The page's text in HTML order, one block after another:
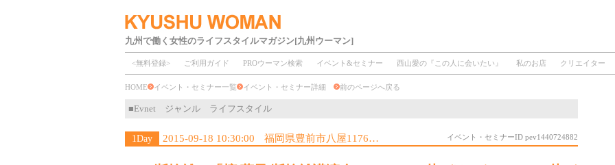
九州で働く女性のライフスタイルマガジン[九州ウーマン]
<無料登録> ご利用ガイド PROウーマン検索 イベント&セミナー 西山愛の『この人に会いたい』 私のお店 クリエイター
HOME イベント・セミナー一覧 イベント・セミナー詳細 前のページへ戻る
■Evnet ジャンル ライフスタイル
1Day 2015-09-18 10:30:00 福岡県豊前市八屋1176… イベント・セミナーID pev1440724882